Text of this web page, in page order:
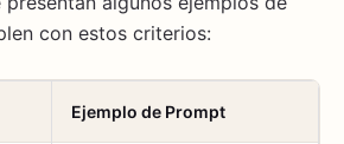
con estos criterios:
Ejemplo de Prompt